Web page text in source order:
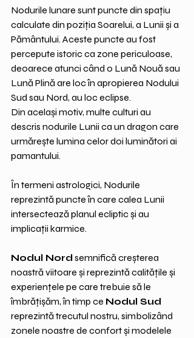
Nodurile lunare sunt puncte din spațiu
calculate din poziția Soarelui, a Lunii și a
Pământului. Aceste puncte au fost
percepute istoric ca zone periculoase,
deoarece atunci când o Lună Nouă sau
Lună Plină are loc în apropierea Nodului
Sud sau Nord, au loc eclipse.
Din același motiv, multe culturi au
descris nodurile Lunii ca un dragon care
urmărește lumina celor doi luminători ai
pamantului.
În termeni astrologici, Nodurile
reprezintă puncte în care calea Lunii
intersectează planul ecliptic și au
implicații karmice.
Nodul Nord semnifică creșterea
noastră viitoare și reprezintă calitățile și
experiențele pe care trebuie să le
îmbrățișăm, în timp ce Nodul Sud
reprezintă trecutul nostru, simbolizând
zonele noastre de confort și modelele